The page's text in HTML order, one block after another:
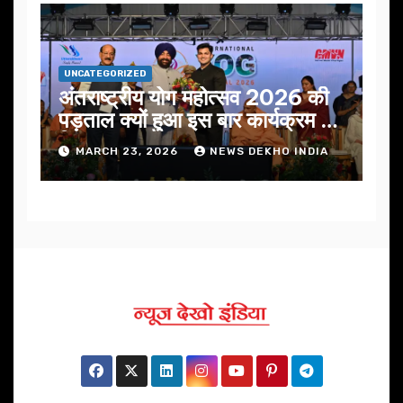
UNCATEGORIZED
अंतराष्ट्रीय योग महोत्सव 2026 की
पड़ताल क्यों हुआ इस बार कार्यक्रम में
निखार
MARCH 23, 2026 NEWS DEKHO INDIA